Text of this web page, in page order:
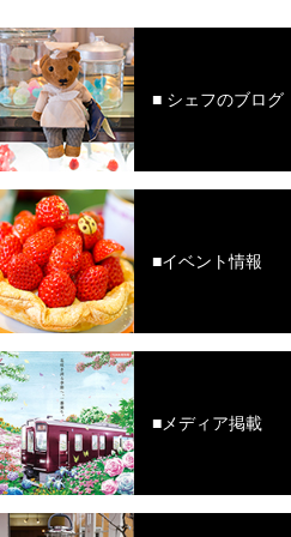
■ シェフのブログ
■イベント情報
■メディア掲載